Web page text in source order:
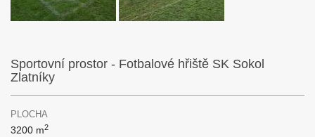
Sportovní prostor - Fotbalové hřiště SK Sokol
Zlatníky
PLOCHA
3200 m2